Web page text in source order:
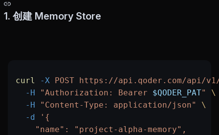
1. 创建 Memory Store
curl -X POST https://api.qoder.com/api/v1/
  -H
"Authorization: Bearer $QODER_PAT"
\
  -H
"Content-Type: application/json"
\
  -d
'{
    "name": "project-alpha-memory",